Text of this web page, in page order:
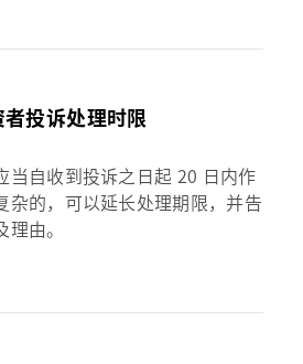
投诉处理时限
当自收到投诉之日起 20 日内作
杂的，可以延长处理期限，并告
由。